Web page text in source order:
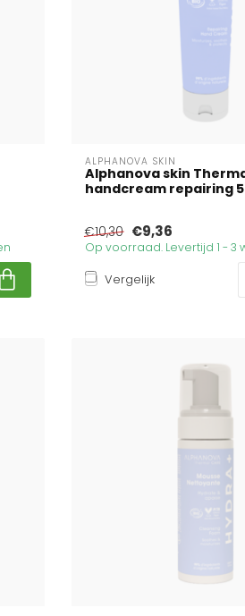
ALPHANOVA SKIN
Alphanova skin
handcream repairing
€10,30 €9,36
Op voorraad. Levertijd 1 - 3
Vergelijk